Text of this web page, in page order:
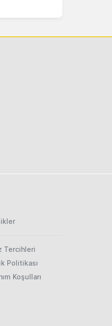
Tercihleri
Politikası
Koşulları